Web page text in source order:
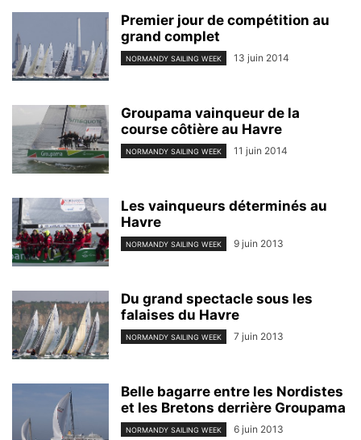
Premier jour de compétition au
grand complet
NORMANDY SAILING WEEK 13 juin 2014
Groupama vainqueur de la
course côtière au Havre
NORMANDY SAILING WEEK 11 juin 2014
Les vainqueurs déterminés au
Havre
NORMANDY SAILING WEEK 9 juin 2013
Du grand spectacle sous les
falaises du Havre
NORMANDY SAILING WEEK 7 juin 2013
Belle bagarre entre les Nordistes
et les Bretons derrière Groupama
NORMANDY SAILING WEEK 6 juin 2013